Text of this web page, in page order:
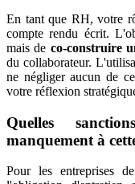
En tant que RH, votre
compte rendu écrit.
mais de co-construire
du collaborateur.
ne négliger aucun de
votre réflexion
Quelles
manquement à
Pour les entreprises